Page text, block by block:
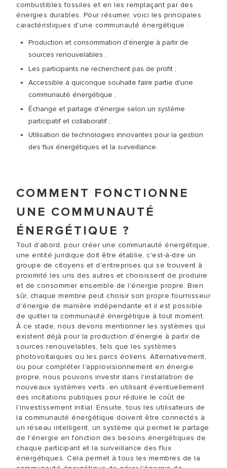
combustibles fossiles et en les remplaçant par des
énergies durables. Pour résumer, voici les principales
caractéristiques d'une communauté énergétique :
Production et consommation d'énergie à partir de
sources renouvelables ;
Les participants ne recherchent pas de profit ;
Accessible à quiconque souhaite faire partie d'une
communauté énergétique ;
Échange et partage d'énergie selon un système
participatif et collaboratif ;
Utilisation de technologies innovantes pour la gestion
des flux énergétiques et la surveillance.
COMMENT FONCTIONNE
UNE COMMUNAUTÉ
ÉNERGÉTIQUE ?
Tout d'abord, pour créer une communauté énergétique,
une entité juridique doit être établie, c'est-à-dire un
groupe de citoyens et d'entreprises qui se trouvent à
proximité les uns des autres et choisissent de produire
et de consommer ensemble de l'énergie propre. Bien
sûr, chaque membre peut choisir son propre fournisseur
d'énergie de manière indépendante et il est possible
de quitter la communauté énergétique à tout moment.
À ce stade, nous devons mentionner les systèmes qui
existent déjà pour la production d'énergie à partir de
sources renouvelables, tels que les systèmes
photovoltaïques ou les parcs éoliens. Alternativement,
ou pour compléter l'approvisionnement en énergie
propre, nous pouvons investir dans l'installation de
nouveaux systèmes verts, en utilisant éventuellement
des incitations publiques pour réduire le coût de
l'investissement initial. Ensuite, tous les utilisateurs de
la communauté énergétique doivent être connectés à
un réseau intelligent, un système qui permet le partage
de l'énergie en fonction des besoins énergétiques de
chaque participant et la surveillance des flux
énergétiques. Cela permet à tous les membres de la